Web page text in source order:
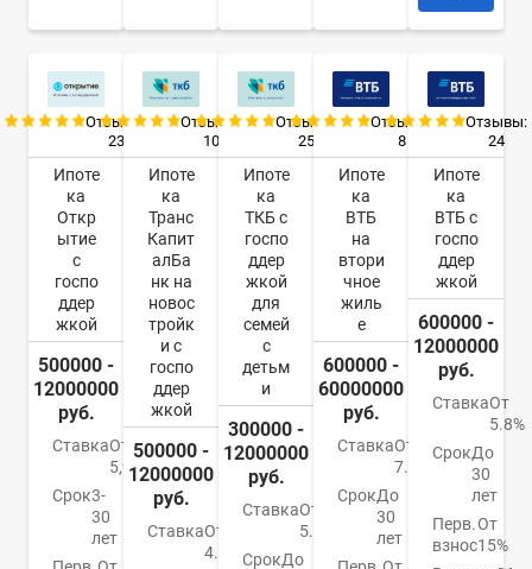
Отзывы:
23
Ипоте
ка
Откр
ытие
с
госпо
ддер
жкой
500000 -
12000000
руб.
СтавкаОт
5,99%
Срок3-
30
лет
Отзывы:
10
Ипоте
ка
Транс
Капит
алБа
нк на
новос
тройк
и с
госпо
ддер
жкой
500000 -
12000000
руб.
СтавкаОт
4.84%
Отзывы:
25
Ипоте
ка
ТКБ с
госпо
ддер
жкой
для
семей
с
детьм
и
300000 -
12000000
руб.
СтавкаОт
5.9%
СрокДо
Отзывы:
8
Ипоте
ка
ВТБ
на
втори
чное
жиль
е
600000 -
60000000
руб.
СтавкаОт
7.4%
СрокДо
30
лет
Отзывы:
24
Ипоте
ка
ВТБ с
госпо
ддер
жкой
600000 -
12000000
руб.
СтавкаОт
5.8%
СрокДо
30
лет
Перв.
взнос
От
15%